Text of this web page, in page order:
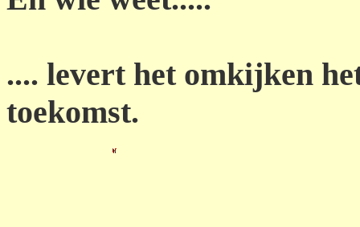
.... levert het omkijken
toekomst.